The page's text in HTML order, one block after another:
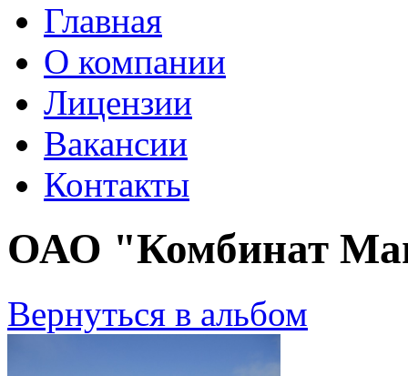
Главная
О компании
Лицензии
Вакансии
Контакты
ОАО "Комбинат
Вернуться в альбом